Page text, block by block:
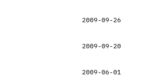
2009-09-26
2009-09-20
2009-06-01